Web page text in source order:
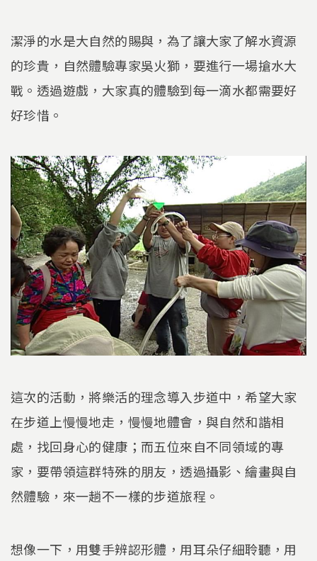
潔淨的水是大自然的賜與，為了讓大家了解水資源
的珍貴，自然體驗專家吳火獅，要進行一場搶水大
戰。透過遊戲，大家真的體驗到每一滴水都需要好
好珍惜。
這次的活動，將樂活的理念導入步道中，希望大家
在步道上慢慢地走，慢慢地體會，與自然和諧相
處，找回身心的健康；而五位來自不同領域的專
家，要帶領這群特殊的朋友，透過攝影、繪畫與自
然體驗，來一趟不一樣的步道旅程。
想像一下，用雙手辨認形體，用耳朵仔細聆聽，用